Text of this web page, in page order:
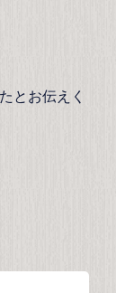
とお伝えく